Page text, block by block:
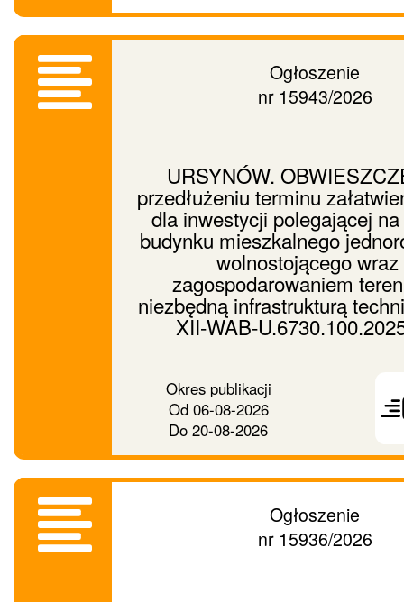
Ogłoszenie
nr 15943/2026
URSYNÓW.
przedłużeniu terminu
dla inwestycji polegającej
budynku mieszkalnego
wolnostojącego wraz
zagospodarowaniem
niezbędną infrastrukturą
XII-WAB-
Okres publikacji
Od06-08-2026
Do 20-08-2026
dalej
Ogłoszenie
nr 15936/2026